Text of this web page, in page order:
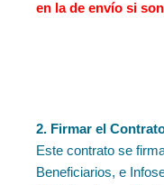
en la de envío si
2. Firmar el
Este contrato se
Beneficiarios, e